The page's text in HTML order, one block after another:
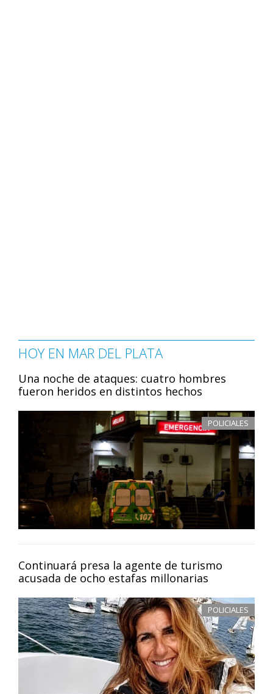
HOY EN MAR DEL PLATA
Una noche de ataques: cuatro hombres
fueron heridos en distintos hechos
POLICIALES
Continuará presa la agente de turismo
acusada de ocho estafas millonarias
POLICIALES